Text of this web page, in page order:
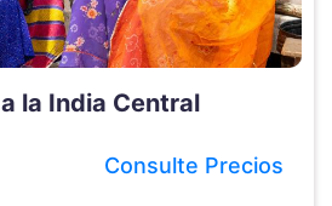
la India Central
Consulte Precios